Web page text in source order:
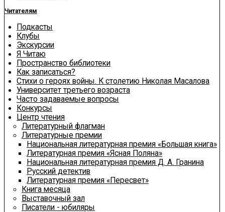
Читателям
Подкасты
Клубы
Экскурсии
Я Читаю
Пространство библиотеки
Как записаться?
Стихи о героях войны. К столетию Николая Масалова
Университет третьего возраста
Часто задаваемые вопросы
Конкурсы
Центр чтения
Литературный флагман
Литературные премии
Национальная литературная премия «Большая книга»
Литературная премия «Ясная Поляна»
Национальная литературная премия Д. А. Гранина
Русский детектив
Литературная премия «Пересвет»
Книга месяца
Выставочный зал
Писатели - юбиляры